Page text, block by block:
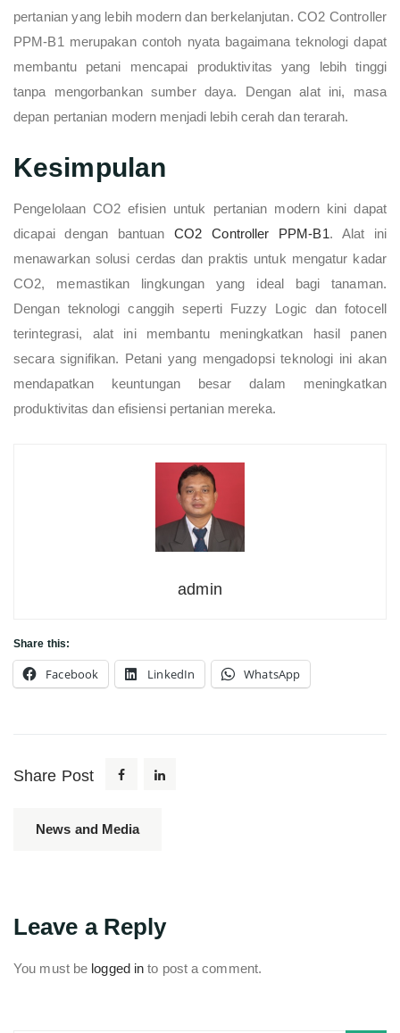
pertanian yang lebih modern dan berkelanjutan. CO2 Controller
PPM-B1 merupakan contoh nyata bagaimana teknologi dapat
membantu petani mencapai produktivitas yang lebih tinggi
tanpa mengorbankan sumber daya. Dengan alat ini, masa
depan pertanian modern menjadi lebih cerah dan terarah.
Kesimpulan
Pengelolaan CO2 efisien untuk pertanian modern kini dapat
dicapai dengan bantuanCO2 Controller PPM-B1. Alat ini
menawarkan solusi cerdas dan praktis untuk mengatur kadar
CO2, memastikan lingkungan yang ideal bagi tanaman.
Dengan teknologi canggih seperti Fuzzy Logic dan fotocell
terintegrasi, alat ini membantu meningkatkan hasil panen
secara signifikan. Petani yang mengadopsi teknologi ini akan
mendapatkan keuntungan besar dalam meningkatkan
produktivitas dan efisiensi pertanian mereka.
admin
Share this:
Facebook LinkedIn WhatsApp
Share Post
News and Media
Leave a Reply
You must be logged in to post a comment.